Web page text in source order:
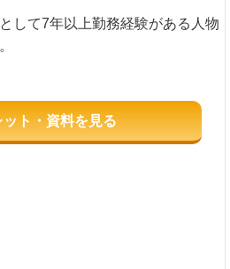
して7年以上勤務経験がある人物
ト・資料を見る